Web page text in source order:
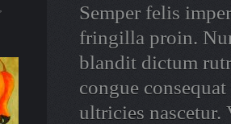
Semper felis
fringilla proin.
blandit dictum
congue
ultricies nascetur.